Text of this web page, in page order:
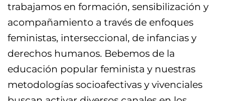
trabajamos en formación, sensibilización y
acompañamiento a través de enfoques
feministas, interseccional, de infancias y
derechos humanos. Bebemos de la
educación popular feminista y nuestras
metodologías socioafectivas y vivenciales